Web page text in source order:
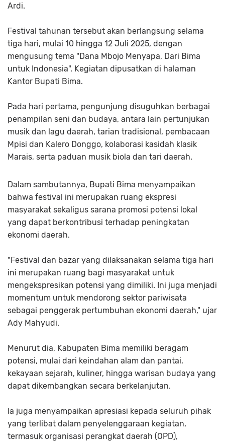
Ardi.
Festival tahunan tersebut akan berlangsung selama
tiga hari, mulai 10 hingga 12 Juli 2025, dengan
mengusung tema "Dana Mbojo Menyapa, Dari Bima
untuk Indonesia". Kegiatan dipusatkan di halaman
Kantor Bupati Bima.
Pada hari pertama, pengunjung disuguhkan berbagai
penampilan seni dan budaya, antara lain pertunjukan
musik dan lagu daerah, tarian tradisional, pembacaan
Mpisi dan Kalero Donggo, kolaborasi kasidah klasik
Marais, serta paduan musik biola dan tari daerah.
Dalam sambutannya, Bupati Bima menyampaikan
bahwa festival ini merupakan ruang ekspresi
masyarakat sekaligus sarana promosi potensi lokal
yang dapat berkontribusi terhadap peningkatan
ekonomi daerah.
"Festival dan bazar yang dilaksanakan selama tiga hari
ini merupakan ruang bagi masyarakat untuk
mengekspresikan potensi yang dimiliki. Ini juga menjadi
momentum untuk mendorong sektor pariwisata
sebagai penggerak pertumbuhan ekonomi daerah," ujar
Ady Mahyudi.
Menurut dia, Kabupaten Bima memiliki beragam
potensi, mulai dari keindahan alam dan pantai,
kekayaan sejarah, kuliner, hingga warisan budaya yang
dapat dikembangkan secara berkelanjutan.
Ia juga menyampaikan apresiasi kepada seluruh pihak
yang terlibat dalam penyelenggaraan kegiatan,
termasuk organisasi perangkat daerah (OPD),